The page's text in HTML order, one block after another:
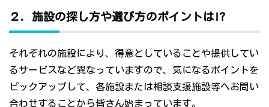
２．施設の探し方や選び方のポイントは!?
それぞれの施設により、得意としていることや提供してい
るサービスなど異なっていますので、気になるポイントを
ピックアップして、各施設または相談支援施設等へお問い
合わせすることから皆さん始まっています。